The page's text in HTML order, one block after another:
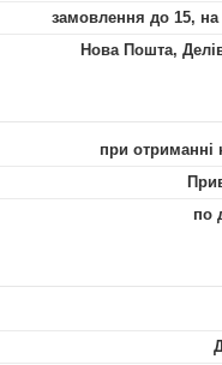
замовлення до 15, на
Нова Пошта,
при отриманні
по